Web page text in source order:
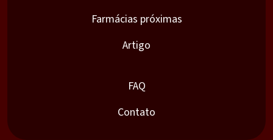
Farmácias próximas
Artigo
FAQ
Contato